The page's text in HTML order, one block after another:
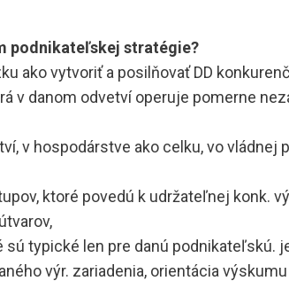
podnikateľskej stratégie?
ako vytvoriť a posilňovať DD
v danom odvetví operuje pomerne
v hospodárstve ako celku, vo vládnej
ktoré povedú k udržateľnej konk.
typické len pre danú podnikateľskú.
výr. zariadenia, orientácia